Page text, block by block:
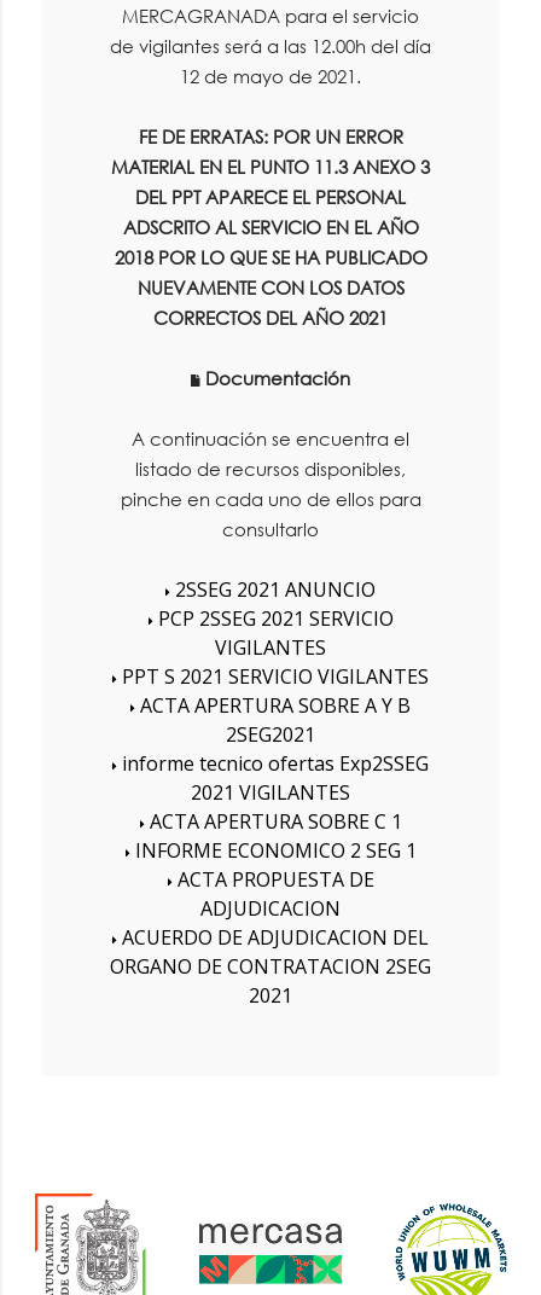
MERCAGRANADA para el servicio
de vigilantes será a las 12.00h del día
12 de mayo de 2021.
FE DE ERRATAS: POR UN ERROR
MATERIAL EN EL PUNTO 11.3 ANEXO 3
DEL PPT APARECE EL PERSONAL
ADSCRITO AL SERVICIO EN EL AÑO
2018 POR LO QUE SE HA PUBLICADO
NUEVAMENTE CON LOS DATOS
CORRECTOS DEL AÑO 2021
Documentación
A continuación se encuentra el
listado de recursos disponibles,
pinche en cada uno de ellos para
consultarlo
2SSEG 2021 ANUNCIO
PCP 2SSEG 2021 SERVICIO
VIGILANTES
PPT S 2021 SERVICIO VIGILANTES
ACTA APERTURA SOBRE A Y B
2SEG2021
informe tecnico ofertas Exp2SSEG
2021 VIGILANTES
ACTA APERTURA SOBRE C 1
INFORME ECONOMICO 2 SEG 1
ACTA PROPUESTA DE
ADJUDICACION
ACUERDO DE ADJUDICACION DEL
ORGANO DE CONTRATACION 2SEG
2021